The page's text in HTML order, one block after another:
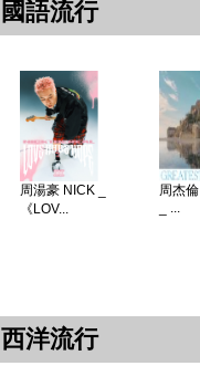
國語流行
周湯豪 NICK _
《LOV...
周杰
_ ...
西洋流行